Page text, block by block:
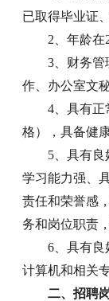
已取得毕业证
2、年龄在
3、财务管
作、办公室文
4、具有正
格），具备健
5、具有良
学习能力强、
责任和荣誉感
务和岗位职责
6、具有良
计算机和相关
二、招聘